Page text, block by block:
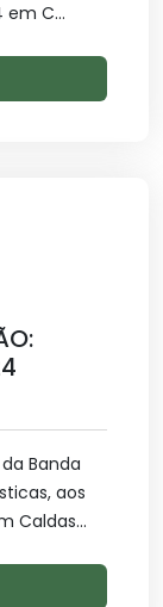
em C...
Banda
aos
Caldas...